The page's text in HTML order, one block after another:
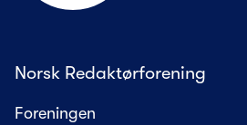
Norsk Redaktørforening
Foreningen